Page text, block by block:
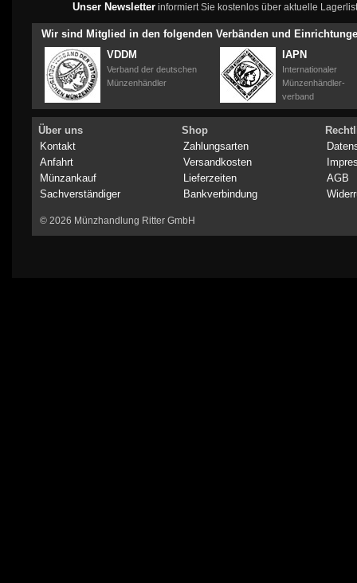
Unser Newsletterinformiert Sie kostenlos über aktuelle
Wir sind Mitglied in den folgenden Verbänden und
VDDM
Verband der deutschen
Münzenhändler
IAPN
Internationaler
Münzenhändler-
verband
Über uns
Kontakt
Anfahrt
Münzankauf
Sachverständiger
Shop
Zahlungsarten
Versandkosten
Lieferzeiten
Bankverbindung
AGB
© 2026 Münzhandlung Ritter GmbH